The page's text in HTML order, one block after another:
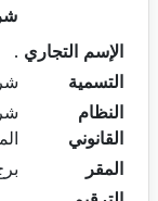
الإسم التجاري .
التسمية
النظام
القانوني
المقر